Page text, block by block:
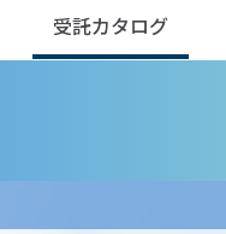
受託カタログ